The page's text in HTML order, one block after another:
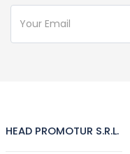
HEAD PROMOTUR S.R.L.